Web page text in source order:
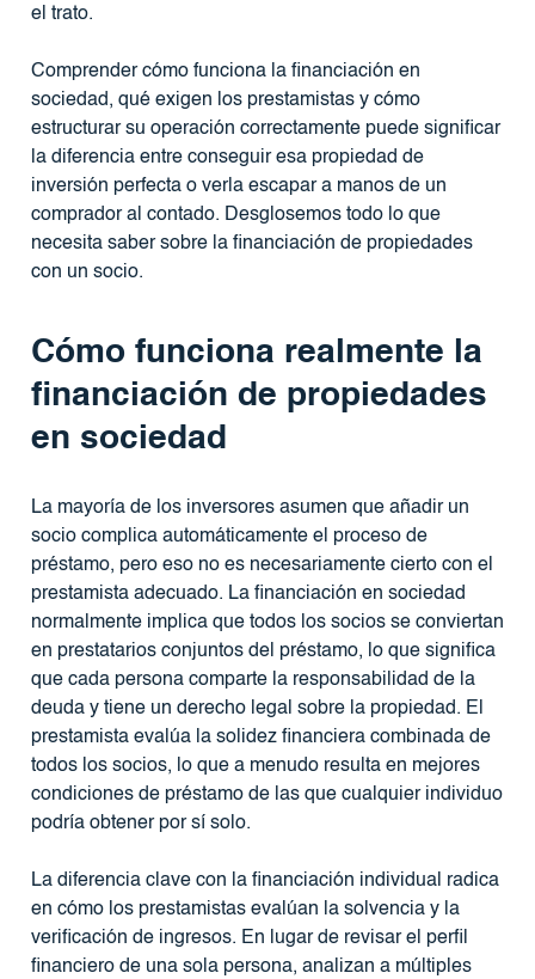
el trato.
Comprender cómo funciona la financiación en
sociedad, qué exigen los prestamistas y cómo
estructurar su operación correctamente puede significar
la diferencia entre conseguir esa propiedad de
inversión perfecta o verla escapar a manos de un
comprador al contado. Desglosemos todo lo que
necesita saber sobre la financiación de propiedades
con un socio.
Cómo funciona realmente la
financiación de propiedades
en sociedad
La mayoría de los inversores asumen que añadir un
socio complica automáticamente el proceso de
préstamo, pero eso no es necesariamente cierto con el
prestamista adecuado. La financiación en sociedad
normalmente implica que todos los socios se conviertan
en prestatarios conjuntos del préstamo, lo que significa
que cada persona comparte la responsabilidad de la
deuda y tiene un derecho legal sobre la propiedad. El
prestamista evalúa la solidez financiera combinada de
todos los socios, lo que a menudo resulta en mejores
condiciones de préstamo de las que cualquier individuo
podría obtener por sí solo.
La diferencia clave con la financiación individual radica
en cómo los prestamistas evalúan la solvencia y la
verificación de ingresos. En lugar de revisar el perfil
financiero de una sola persona, analizan a múltiples